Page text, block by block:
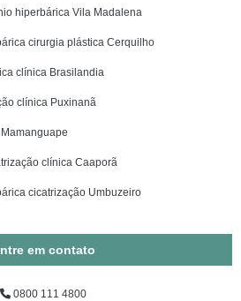
hiperbárica Vila Madalena
cirurgia plástica Cerquilho
clínica Brasilandia
clínica Puxinanã
clínica Caaporã
cicatrização Umbuzeiro
em contato
0800 111 4800